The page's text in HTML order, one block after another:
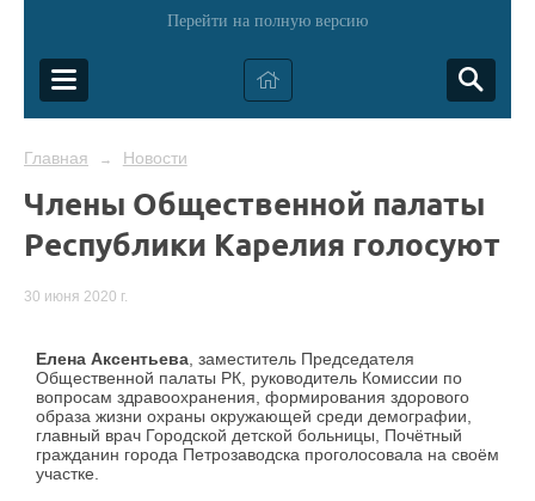
Перейти на полную версию
Главная → Новости
Члены Общественной палаты
Республики Карелия голосуют
30 июня 2020 г.
Елена Аксентьева , заместитель Председателя
Общественной палаты РК, руководитель Комиссии по
вопросам здравоохранения, формирования здорового
образа жизни охраны окружающей среди демографии,
главный врач Городской детской больницы, Почётный
гражданин города Петрозаводска проголосовала на своём
участке.